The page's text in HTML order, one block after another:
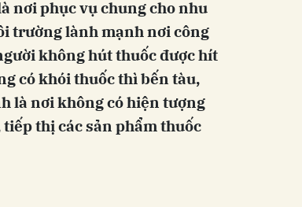
nơi phục vụ chung cho nhu
trường lành mạnh nơi công
không hút thuốc được hít
có khói thuốc thì bến tàu,
là nơi không có hiện tượng
thị các sản phẩm thuốc